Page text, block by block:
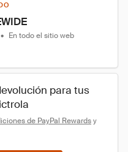
• En todo el sitio web
para tus
de PayPal Rewards y